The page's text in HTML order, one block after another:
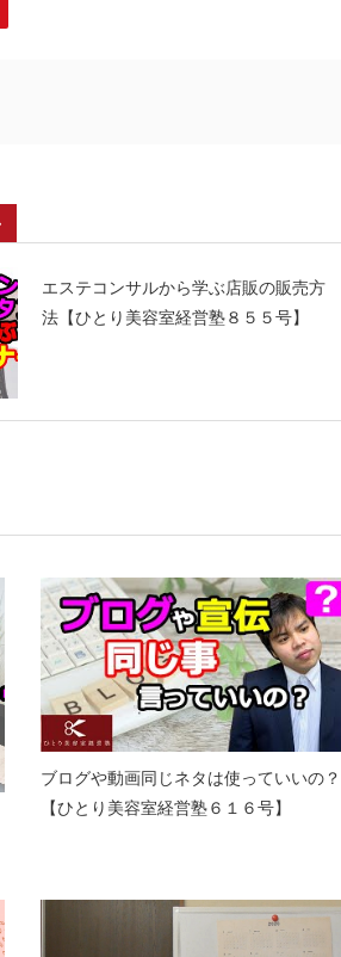
エステコンサルから学ぶ店販の販売方
法【ひとり美容室経営塾８５５号】
ブログや動画同じネタは使っていいの？
【ひとり美容室経営塾６１６号】